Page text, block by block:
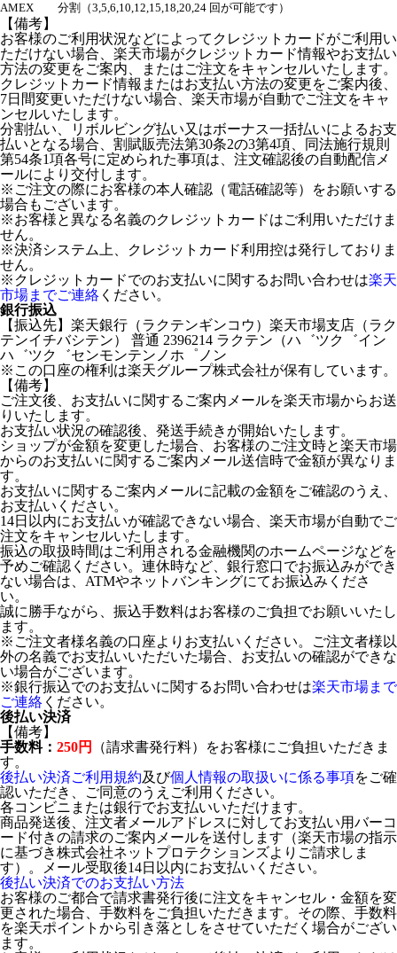
AMEX
分割（3,5,6,10,12,15,18,20,24 回が可能です）
【備考】
お客様のご利用状況などによってクレジットカードがご利用い
ただけない場合、楽天市場がクレジットカード情報やお支払い
方法の変更をご案内、またはご注文をキャンセルいたします。
クレジットカード情報またはお支払い方法の変更をご案内後、
7日間変更いただけない場合、楽天市場が自動でご注文をキャ
ンセルいたします。
分割払い、リボルビング払い又はボーナス一括払いによるお支
払いとなる場合、割賦販売法第30条2の3第4項、同法施行規則
第54条1項各号に定められた事項は、注文確認後の自動配信メ
ールにより交付します。
※ご注文の際にお客様の本人確認（電話確認等）をお願いする
場合もございます。
※お客様と異なる名義のクレジットカードはご利用いただけま
せん。
※決済システム上、クレジットカード利用控は発行しておりま
せん。
※クレジットカードでのお支払いに関するお問い合わせは楽天
市場までご連絡 ください。
銀行振込
【振込先】楽天銀行（ラクテンギンコウ）楽天市場支店（ラク
テンイチバシテン） 普通 2396214 ラクテン（ハ゛ツク゛イン
ハ゛ツク゛センモンテンノホ゜ノン
※この口座の権利は楽天グループ株式会社が保有しています。
【備考】
ご注文後、お支払いに関するご案内メールを楽天市場からお送
りいたします。
お支払い状況の確認後、発送手続きが開始いたします。
ショップが金額を変更した場合、お客様のご注文時と楽天市場
からのお支払いに関するご案内メール送信時で金額が異なりま
す。
お支払いに関するご案内メールに記載の金額をご確認のうえ、
お支払いください。
14日以内にお支払いが確認できない場合、楽天市場が自動でご
注文をキャンセルいたします。
振込の取扱時間はご利用される金融機関のホームページなどを
予めご確認ください。連休時など、銀行窓口でお振込みができ
ない場合は、ATMやネットバンキングにてお振込みくださ
い。
誠に勝手ながら、振込手数料はお客様のご負担でお願いいたし
ます。
※ご注文者様名義の口座よりお支払いください。ご注文者様以
外の名義でお支払いいただいた場合、お支払いの確認ができな
い場合がございます。
※銀行振込でのお支払いに関するお問い合わせは楽天市場まで
ご連絡 ください。
後払い決済
【備考】
手数料： 250円
（請求書発行料）をお客様にご負担いただきま
す。
後払い決済ご利用規約及び個人情報の取扱いに係る事項をご確
認いただき、ご同意のうえご利用ください。
各コンビニまたは銀行でお支払いいただけます。
商品発送後、注文者メールアドレスに対してお支払い用バーコ
ード付きの請求のご案内メールを送付します（楽天市場の指示
に基づき株式会社ネットプロテクションズよりご請求しま
す）。メール受取後14日以内にお支払いください。
後払い決済でのお支払い方法
お客様のご都合で請求書発行後に注文をキャンセル・金額を変
更された場合、手数料をご負担いただきます。その際、手数料
を楽天ポイントから引き落としをさせていただく場合がござい
ます。